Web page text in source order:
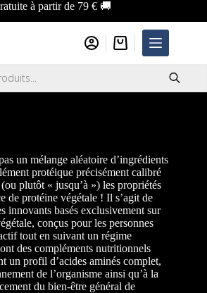
à partir de 79 € 🚚
Panier
d’achat
un mélange aléatoire d’ingrédients
protéique précisément calibré
plutôt « jusqu’à ») les propriétés
de protéine végétale ! Il s’agit de
innovants basés exclusivement sur
conçus pour les personnes
tout en suivant un régime
des compléments nutritionnels
un profil d’acides aminés complet,
de l’organisme ainsi qu’à la
du bien-être général de